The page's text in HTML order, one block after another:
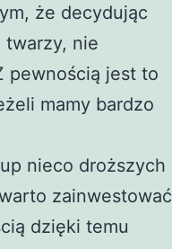
że decydując
nie
pewnością jest to
mamy bardzo
nieco droższych
zainwestować
dzięki temu